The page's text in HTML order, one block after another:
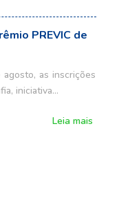
PREVIC de
as inscrições
iniciativa…
Leia mais